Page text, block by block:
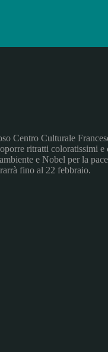
Centro Culturale
ritratti
e Nobel per la
fino al 22 febbraio.